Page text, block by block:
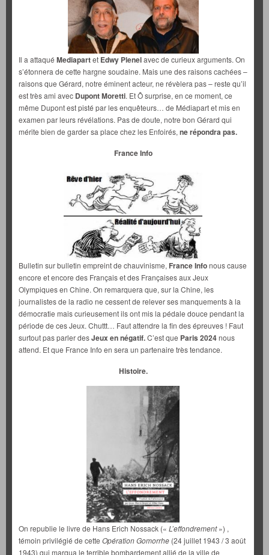
Il a attaqué Mediapartet Edwy Plenelavec de curieux arguments. On
s’étonnera de cette hargne soudaine. Mais une des raisons cachées –
raisons que Gérard, notre éminent acteur, ne révèlera pas – reste qu’il
est très ami avec Dupont Moretti. Et Ô surprise, en ce moment, ce
même Dupont est pisté par les enquêteurs… de Médiapart et mis en
examen par leurs révélations. Pas de doute, notre bon Gérard qui
mérite bien de garder sa place chez les Enfoirés, ne répondra pas.
France Info
Bulletin sur bulletin empreint de chauvinisme, France Infonous cause
encore et encore des Français et des Françaises aux Jeux
Olympiques en Chine. On remarquera que, sur la Chine, les
journalistes de la radio ne cessent de relever ses manquements à la
démocratie mais curieusement ils ont mis la pédale douce pendant la
période de ces Jeux. Chuttt… Faut attendre la fin des épreuves ! Faut
surtout pas parler desJeux en négatif.C’est que Paris 2024nous
attend. Et que France Info en sera un partenaire très tendance.
Histoire.
On republie le livre de Hans Erich Nossack (« L’effondrement») ,
témoin privilégié de cette Opération Gomorrhe (24 juillet 1943 / 3 août
1943) qui marqua le terrible bombardement allié de la ville de